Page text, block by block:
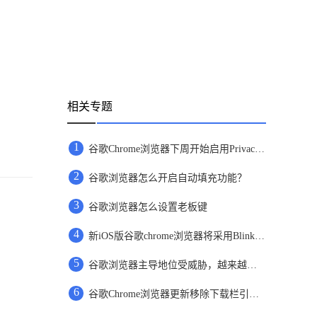
相关专题
1 谷歌Chrome浏览器下周开始启用Privacy Sandbox
2 谷歌浏览器怎么开启自动填充功能？
3 谷歌浏览器怎么设置老板键
4 新iOS版谷歌chrome浏览器将采用Blink引擎
5 谷歌浏览器主导地位受威胁，越来越多用户选择bing
6 谷歌Chrome浏览器更新移除下载栏引用户不满